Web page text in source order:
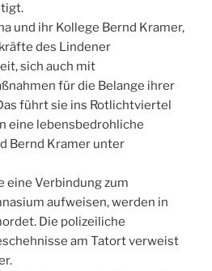
und ihr Kollege Bernd Kramer,
des Lindener
sich auch mit
für die Belange ihrer
führt sie ins Rotlichtviertel
eine lebensbedrohliche
Bernd Kramer unter
eine Verbindung zum
aufweisen, werden in
Die polizeiliche
am Tatort verweist